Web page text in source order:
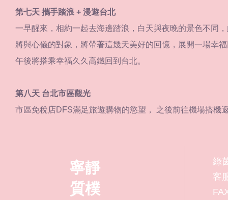
第七天 攜手踏浪 + 漫遊台北
一早醒來，相約一起去海邊踏浪，白天與夜晚的景色不同
將與心儀的對象，將帶著這幾天美好的回憶，展開一場幸
午後將搭乘幸福久久高鐵回到台北。
第八天 台北市區觀光
市區免稅店DFS滿足旅遊購物的慾望， 之後前往機場搭機
寧靜
質樸
綠
客